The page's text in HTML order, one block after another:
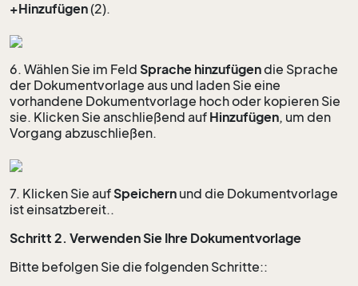
+Hinzufügen(2).
6. Wählen Sie im Feld Sprache hinzufügendie Sprache
der Dokumentvorlage aus und laden Sie eine
vorhandene Dokumentvorlage hoch oder kopieren Sie
sie. Klicken Sie anschließend auf Hinzufügen, um den
Vorgang abzuschließen.
7. Klicken Sie aufSpeichern und die Dokumentvorlage
ist einsatzbereit..
Schritt 2. Verwenden Sie Ihre Dokumentvorlage
Bitte befolgen Sie die folgenden Schritte::